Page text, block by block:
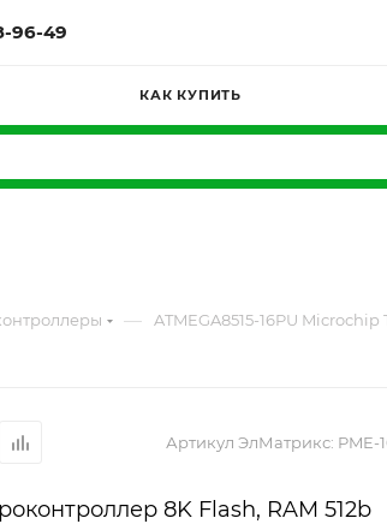
96-49
КАК КУПИТЬ
— ATMEGA8515-16PU
Артикул ЭлМатрикс: PME-
8K Flash, RAM 512b